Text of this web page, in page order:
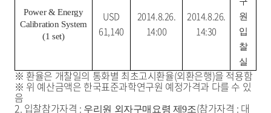
Power & Energy
Calibration System
(1 set)
USD
61,140
2014.8.26.
14:00
2014.8.26.
14:30
원
입
찰
실
※ 환율은 개찰일의 통화별 최초고시환율(외환은행)을 적용함
※ 위 예산금액은 한국표준과학연구원 예정가격과 다를 수 있
음
2. 입찰참가자격 : 우리원 외자구매요령 제9조(참가자격 : 대